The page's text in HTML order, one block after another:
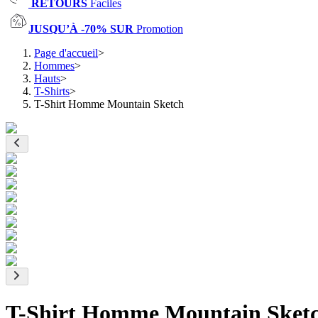
RETOURS Faciles
JUSQU’À -70% SUR Promotion
Page d'accueil>
Hommes>
Hauts>
T-Shirts>
T-Shirt Homme Mountain Sketch